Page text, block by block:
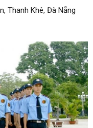
Thanh Khê, Đà Nẵng